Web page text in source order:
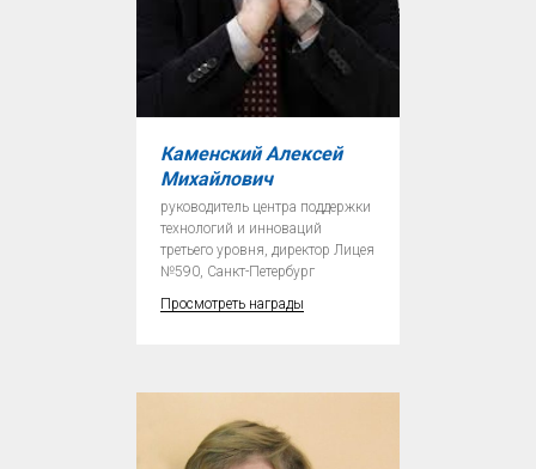
Каменский Алексей
Михайлович
руководитель центра поддержки
технологий и инноваций
третьего уровня, директор Лицея
№590, Санкт-Петербург
Просмотреть награды